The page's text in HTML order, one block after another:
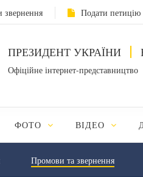
звернення Подати петицію
ПРЕЗИДЕНТ УКРАЇНИ
Офіційне інтернет-представництво
ФОТО ВІДЕО
Промови та звернення